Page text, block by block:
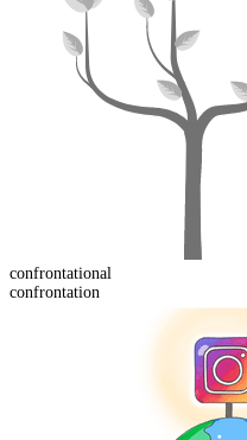
confrontational
confrontation